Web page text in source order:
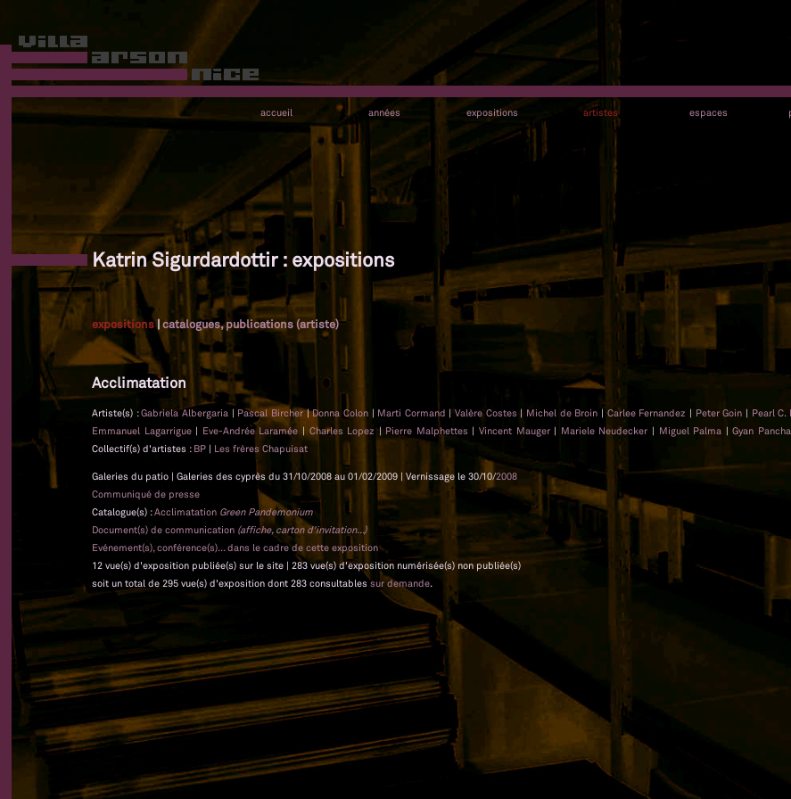
accueil années expositions artistes espaces
Katrin Sigurdardottir : expositions
expositions|catalogues, publications (artiste)
Acclimatation
Artiste(s) :Gabriela Albergaria | Pascal Bircher|Donna Colon | Marti Cormand |Valère Costes | Michel de Broin | Carlee Fernandez | Peter Goin | Pearl C.
Emmanuel Lagarrigue | Eve-Andrée Laramée | Charles Lopez|Pierre Malphettes |Vincent Mauger | Mariele Neudecker | Miguel Palma |Gyan
Collectif(s) d'artistes : BP | Les frères Chapuisat
Galeries du patio | Galeries des cyprès du 31/10/2008 au 01/02/2009 | Vernissage le 30/10/2008
Communiqué de presse
Catalogue(s) :Acclimatation Green Pandemonium
Document(s) de communication (affiche, carton d'invitation...)
Evénement(s), conférence(s)... dans le cadre de cette exposition
12 vue(s) d'exposition publiée(s) sur le site | 283 vue(s) d'exposition numérisée(s) non publiée(s)
soit un total de 295 vue(s) d'exposition dont 283 consultablessur demande.